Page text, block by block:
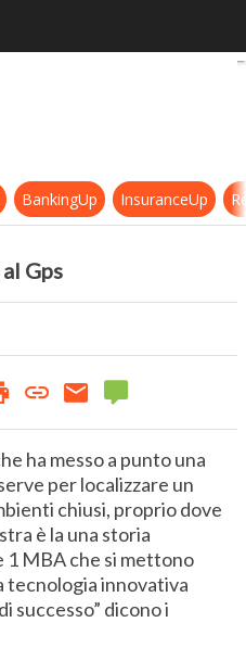
l’alternativa al Gps
BankingUp InsuranceUp
Gps
ha messo a punto una
per localizzare un
chiusi, proprio dove
è la una storia
1 MBA che si mettono
tecnologia innovativa
successo” dicono i